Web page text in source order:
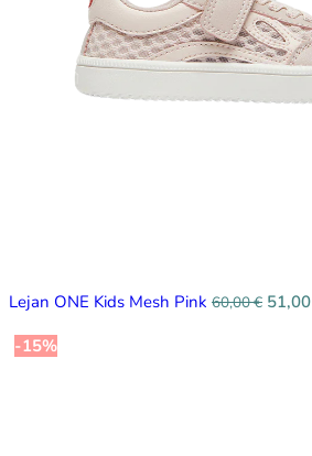
Lejan ONE Kids Mesh Pink 60,00€ 51,00
-15%